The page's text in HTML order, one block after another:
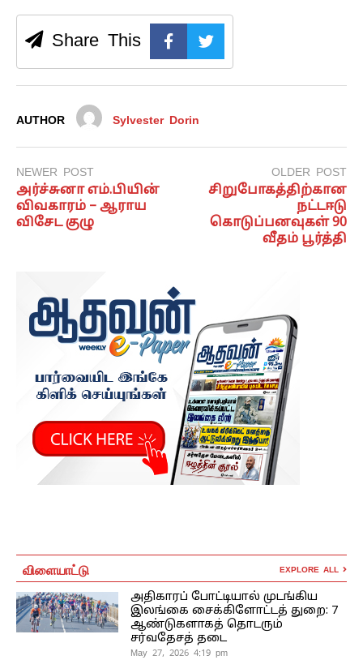
Share This
AUTHOR Sylvester Dorin
NEWER POST
அர்ச்சுனா எம்.பியின்
விவகாரம் – ஆராய
விசேட குழு
OLDER POST
சிறுபோகத்திற்கான
நட்டஈடு
கொடுப்பனவுகள் 90
வீதம் பூர்த்தி
விளையாட்டு EXPLORE ALL
அதிகாரப் போட்டியால் முடங்கிய
இலங்கை சைக்கிளோட்டத் துறை: 7
ஆண்டுகளாகத் தொடரும்
சர்வதேசத் தடை
May 27, 2026 4:19 pm